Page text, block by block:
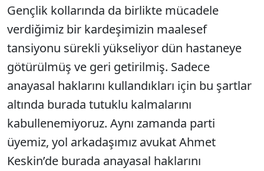
Gençlik kollarında da birlikte mücadele
verdiğimiz bir kardeşimizin maalesef
tansiyonu sürekli yükseliyor dün hastaneye
götürülmüş ve geri getirilmiş. Sadece
anayasal haklarını kullandıkları için bu şartlar
altında burada tutuklu kalmalarını
kabullenemiyoruz. Aynı zamanda parti
üyemiz, yol arkadaşımız avukat Ahmet
Keskin’de burada anayasal haklarını